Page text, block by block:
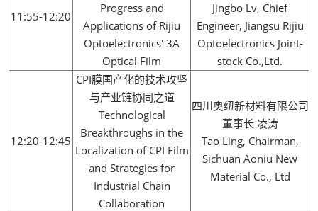
11:55-12:20
Progress and
Applications of Rijiu
Optoelectronics' 3A
Optical Film
Jingbo Lv, Chief
Engineer, Jiangsu Rijiu
Optoelectronics Joint-
stock Co.,Ltd.
12:20-12:45
CPI膜国产化的技术攻坚
与产业链协同之道
Technological
Breakthroughs in the
Localization of CPI Film
and Strategies for
Industrial Chain
Collaboration
四川奥纽新材料有限公司
董事长 凌涛
Tao Ling, Chairman,
Sichuan Aoniu New
Material Co., Ltd